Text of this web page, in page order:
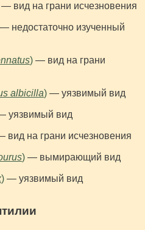
— вид на грани исчезновения
— недостаточно изученный
) — вид на грани
albicilla) — уязвимый вид
уязвимый вид
вид на грани исчезновения
) — вымирающий вид
) — уязвимый вид